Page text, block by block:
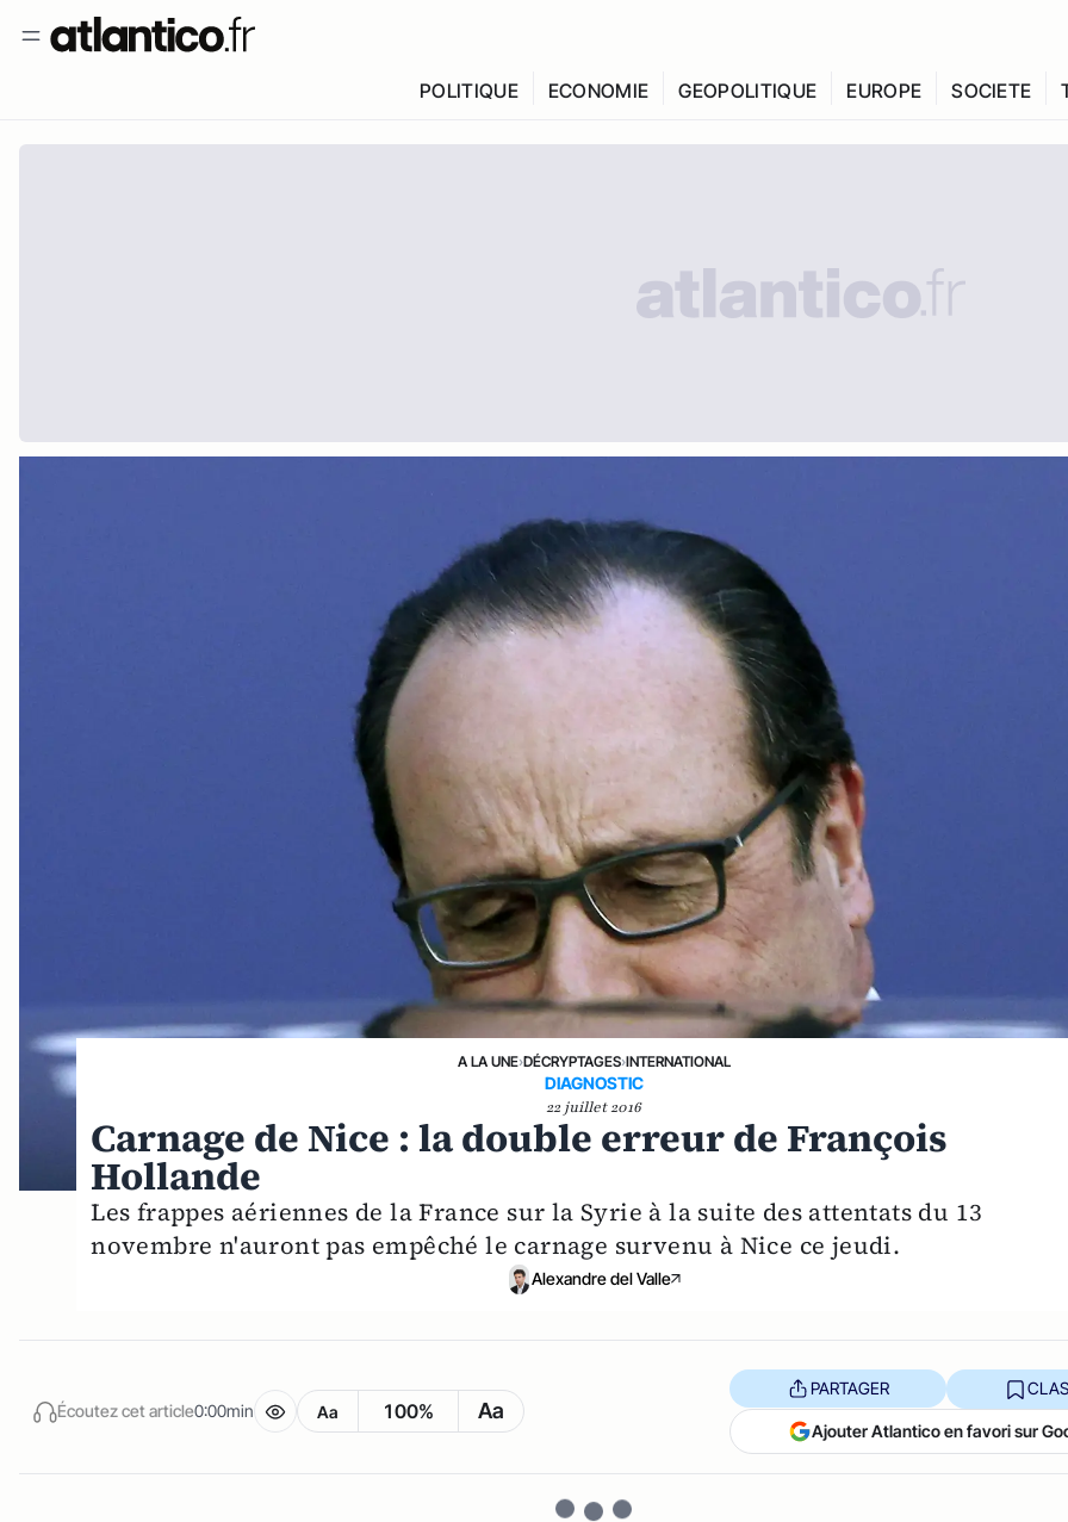
POLITIQUE ECONOMIE GEOPOLITIQUE EUROPE SOCIETE
A LA UNE›DÉCRYPTAGES›INTERNATIONAL
DIAGNOSTIC
22 juillet 2016
Carnage de Nice : la double erreur de François
Hollande
Les frappes aériennes de la France sur la Syrie à la suite des attentats du 13
novembre n'auront pas empêché le carnage survenu à Nice ce jeudi.
Alexandre del Valle
Écoutez cet article0:00min Aa 100% Aa
PARTAGER
Ajouter Atlantico en favori sur